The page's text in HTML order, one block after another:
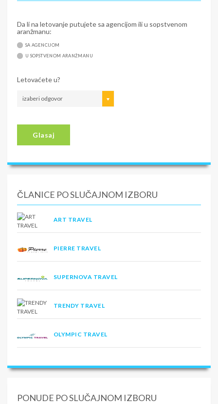
Da li na letovanje putujete sa agencijom ili u sopstvenom
aranžmanu:
SA AGENCIJOM
U SOPSTVENOM ARANŽMANU
Letovaćete u?
izaberi odgovor
Glasaj
ČLANICE PO SLUČAJNOM IZBORU
ART TRAVEL
PIERRE TRAVEL
SUPERNOVA TRAVEL
TRENDY TRAVEL
OLYMPIC TRAVEL
PONUDE PO SLUČAJNOM IZBORU